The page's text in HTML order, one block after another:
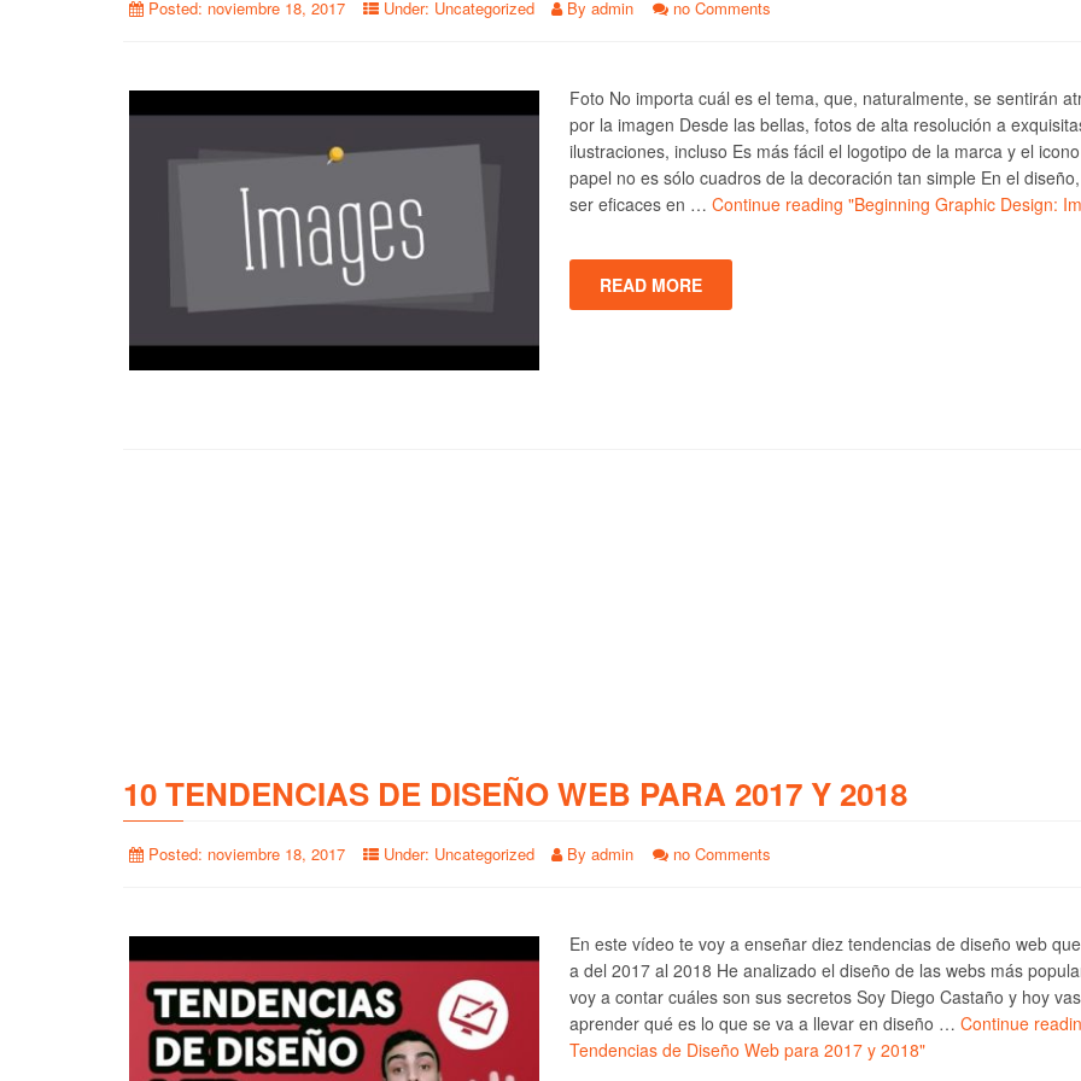
Posted: noviembre 18, 2017 Under: Uncategorized By admin no Comments
Foto No importa cuál es el tema, que, naturalmente, se sentirán
por la imagen Desde las bellas, fotos de alta resolución a
ilustraciones, incluso Es más fácil el logotipo de la marca y el
papel no es sólo cuadros de la decoración tan simple En el
ser eficaces en … Continue reading "Beginning Graphic Design:
READ MORE
10 TENDENCIAS DE DISEÑO WEB PARA 2017 Y 2018
Posted: noviembre 18, 2017 Under: Uncategorized By admin no Comments
En este vídeo te voy a enseñar diez tendencias de diseño web
a del 2017 al 2018 He analizado el diseño de las webs más
voy a contar cuáles son sus secretos Soy Diego Castaño y hoy
aprender qué es lo que se va a llevar en diseño … Continue
Tendencias de Diseño Web para 2017 y 2018"